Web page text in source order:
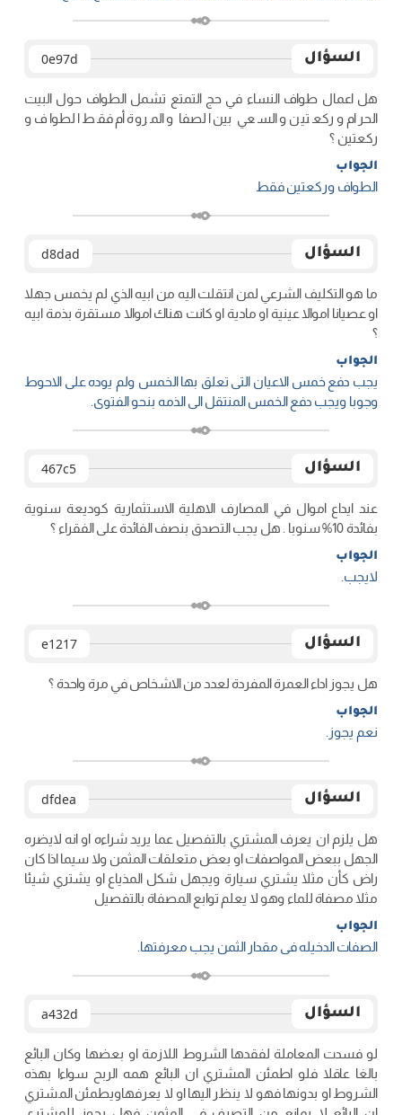
السؤال 0e97d
هل اعمال طواف النساء في حج التمتع تشمل الطواف حول البيت
الحرام و ركعتين و السعي بين الصفا و المروة أم فقط الطواف و
ركعتين ؟
الجواب
الطواف ورکعتین فقط
السؤال d8dad
ما هو التكليف الشرعي لمن انتقلت اليه من ابيه الذي لم يخمس جهلا
او عصيانا اموالا عينية او مادية او كانت هناك اموالا مستقرة بذمة ابيه
؟
الجواب
یجب دفع خمس الاعیان التی تعلق بها الخمس ولم یوده علی الاحوط
وجوبا ویجب دفع الخمس المنتقل الی الذمه بنحو الفتوی.
السؤال 467c5
عند ايداع اموال في المصارف الاهلية الاستثمارية كوديعة سنوية
بفائدة 10% سنوبا . هل يجب التصدق بنصف الفائدة على الفقراء ؟
الجواب
لایجب.
السؤال e1217
هل يجوز اداء العمرة المفردة لعدد من الاشخاص في مرة واحدة ؟
الجواب
نعم یجوز.
السؤال dfdea
هل يلزم ان يعرف المشتري بالتفصيل عما يريد شراءه او انه لايضره
الجهل ببعض المواصفات او بعض متعلقات المثمن ولا سيما اذا كان
راض كأن مثلا يشتري سيارة ويجهل شكل المذياع او يشتري شيئا
مثلا مصفاة للماء وهو لا يعلم توابع المصفاة بالتفصيل
الجواب
الصفات الدخیله فی مقدار الثمن یجب معرفتها.
السؤال a432d
لو فسدت المعاملة لفقدها الشروط اللازمة او بعضها وكان البائع
بالغا عاقلا فلو اطمئن المشتري ان البائع همه الربح سواءا بهذه
الشروط او بدونها فهو لا ينظر اليها او لا يعرفهاويطمئن المشتري